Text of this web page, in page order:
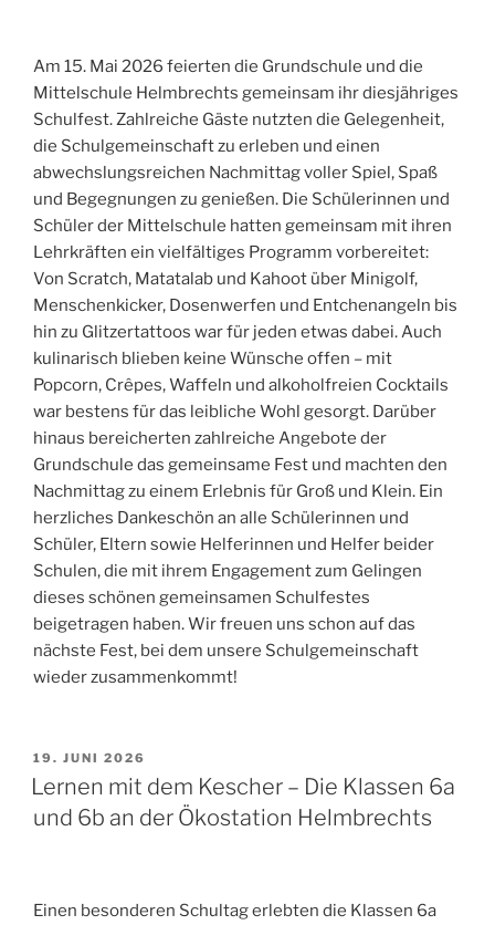
Am 15. Mai 2026 feierten die Grundschule und die
Mittelschule Helmbrechts gemeinsam ihr diesjähriges
Schulfest. Zahlreiche Gäste nutzten die Gelegenheit,
die Schulgemeinschaft zu erleben und einen
abwechslungsreichen Nachmittag voller Spiel, Spaß
und Begegnungen zu genießen. Die Schülerinnen und
Schüler der Mittelschule hatten gemeinsam mit ihren
Lehrkräften ein vielfältiges Programm vorbereitet:
Von Scratch, Matatalab und Kahoot über Minigolf,
Menschenkicker, Dosenwerfen und Entchenangeln bis
hin zu Glitzertattoos war für jeden etwas dabei. Auch
kulinarisch blieben keine Wünsche offen – mit
Popcorn, Crêpes, Waffeln und alkoholfreien Cocktails
war bestens für das leibliche Wohl gesorgt. Darüber
hinaus bereicherten zahlreiche Angebote der
Grundschule das gemeinsame Fest und machten den
Nachmittag zu einem Erlebnis für Groß und Klein. Ein
herzliches Dankeschön an alle Schülerinnen und
Schüler, Eltern sowie Helferinnen und Helfer beider
Schulen, die mit ihrem Engagement zum Gelingen
dieses schönen gemeinsamen Schulfestes
beigetragen haben. Wir freuen uns schon auf das
nächste Fest, bei dem unsere Schulgemeinschaft
wieder zusammenkommt!
VERÖFFENTLICHT
AM
19. JUNI 2026
Lernen mit dem Kescher – Die Klassen 6a
und 6b an der Ökostation Helmbrechts
Einen besonderen Schultag erlebten die Klassen 6a